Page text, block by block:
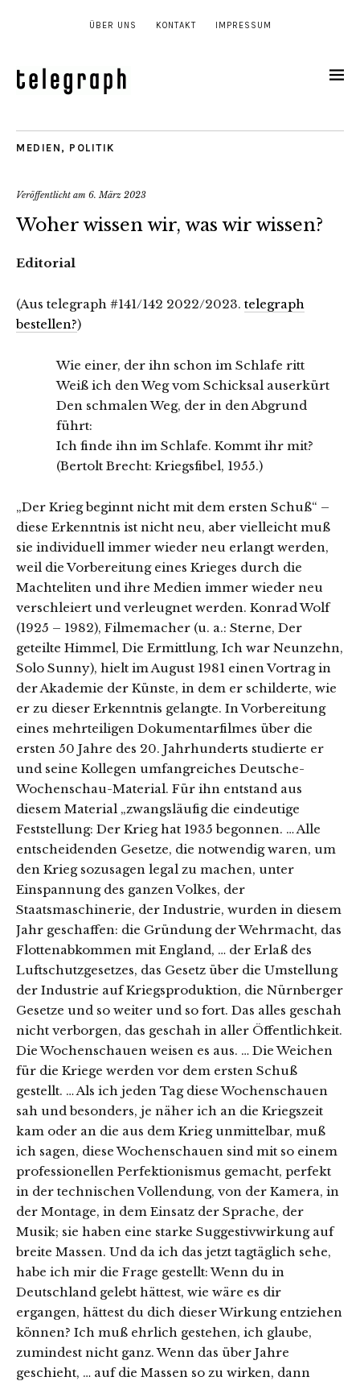
ÜBER UNS KONTAKT IMPRESSUM
MEDIEN , POLITIK
Veröffentlicht am 6. März 2023
Woher wissen wir, was wir wissen?
Editorial
(Aus telegraph #141/142 2022/2023. telegraph
bestellen?)
Wie einer, der ihn schon im Schlafe ritt
Weiß ich den Weg vom Schicksal auserkürt
Den schmalen Weg, der in den Abgrund
führt:
Ich finde ihn im Schlafe. Kommt ihr mit?
(Bertolt Brecht: Kriegsfibel, 1955.)
„Der Krieg beginnt nicht mit dem ersten Schuß“ –
diese Erkenntnis ist nicht neu, aber vielleicht muß
sie individuell immer wieder neu erlangt werden,
weil die Vorbereitung eines Krieges durch die
Machteliten und ihre Medien immer wieder neu
verschleiert und verleugnet werden. Konrad Wolf
(1925 – 1982), Filmemacher (u. a.: Sterne, Der
geteilte Himmel, Die Ermittlung, Ich war Neunzehn,
Solo Sunny), hielt im August 1981 einen Vortrag in
der Akademie der Künste, in dem er schilderte, wie
er zu dieser Erkenntnis gelangte. In Vorbereitung
eines mehrteiligen Dokumentarfilmes über die
ersten 50 Jahre des 20. Jahrhunderts studierte er
und seine Kollegen umfangreiches Deutsche-
Wochenschau-Material. Für ihn entstand aus
diesem Material „zwangsläufig die eindeutige
Feststellung: Der Krieg hat 1935 begonnen. … Alle
entscheidenden Gesetze, die notwendig waren, um
den Krieg sozusagen legal zu machen, unter
Einspannung des ganzen Volkes, der
Staatsmaschinerie, der Industrie, wurden in diesem
Jahr geschaffen: die Gründung der Wehrmacht, das
Flottenabkommen mit England, … der Erlaß des
Luftschutzgesetzes, das Gesetz über die Umstellung
der Industrie auf Kriegsproduktion, die Nürnberger
Gesetze und so weiter und so fort. Das alles geschah
nicht verborgen, das geschah in aller Öffentlichkeit.
Die Wochenschauen weisen es aus. … Die Weichen
für die Kriege werden vor dem ersten Schuß
gestellt. … Als ich jeden Tag diese Wochenschauen
sah und besonders, je näher ich an die Kriegszeit
kam oder an die aus dem Krieg unmittelbar, muß
ich sagen, diese Wochenschauen sind mit so einem
professionellen Perfektionismus gemacht, perfekt
in der technischen Vollendung, von der Kamera, in
der Montage, in dem Einsatz der Sprache, der
Musik; sie haben eine starke Suggestivwirkung auf
breite Massen. Und da ich das jetzt tagtäglich sehe,
habe ich mir die Frage gestellt: Wenn du in
Deutschland gelebt hättest, wie wäre es dir
ergangen, hättest du dich dieser Wirkung entziehen
können? Ich muß ehrlich gestehen, ich glaube,
zumindest nicht ganz. Wenn das über Jahre
geschieht, … auf die Massen so zu wirken, dann